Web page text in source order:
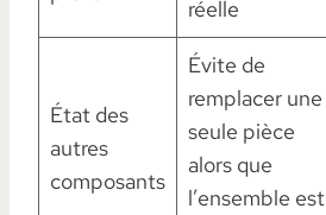
réelle
État des
autres
composants
Évite de
remplacer une
seule pièce
alors que
l’ensemble est